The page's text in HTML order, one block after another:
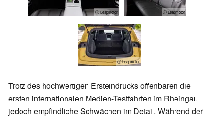
ⓘ Leapmotor ⓘ Leapmotor
ⓘ Leapmotor
Trotz des hochwertigen Ersteindrucks offenbaren die
ersten internationalen Medien-Testfahrten im Rheingau
jedoch empfindliche Schwächen im Detail. Während der